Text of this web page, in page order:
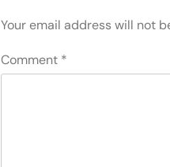
Your email address will not
Comment *